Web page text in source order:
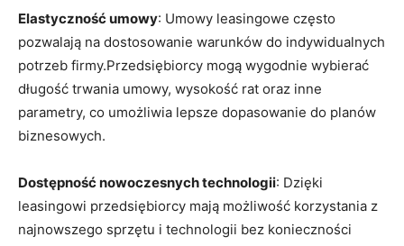
Elastyczność⁤ umowy: Umowy ⁢leasingowe często
pozwalają‍ na dostosowanie warunków do indywidualnych
potrzeb firmy.Przedsiębiorcy mogą wygodnie wybierać
długość trwania ‌umowy,⁤ wysokość rat oraz inne⁣
parametry, co‍ umożliwia​ lepsze dopasowanie do planów
biznesowych.
Dostępność nowoczesnych technologii:⁤ Dzięki
leasingowi przedsiębiorcy mają możliwość korzystania z
najnowszego⁣ sprzętu ​i technologii ⁤bez konieczności